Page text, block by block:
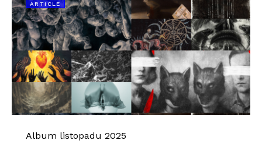
ARTICLE
Album listopadu 2025